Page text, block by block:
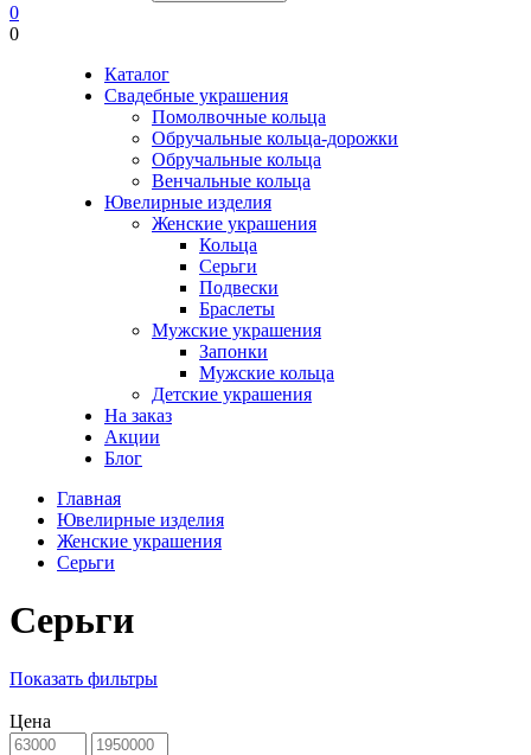
0
0
Каталог
Свадебные украшения
Помолвочные кольца
Обручальные кольца-дорожки
Обручальные кольца
Венчальные кольца
Ювелирные изделия
Женские украшения
Кольца
Серьги
Подвески
Браслеты
Мужские украшения
Запонки
Мужские кольца
Детские украшения
На заказ
Акции
Блог
Главная
Ювелирные изделия
Женские украшения
Серьги
Серьги
Показать фильтры
Цена